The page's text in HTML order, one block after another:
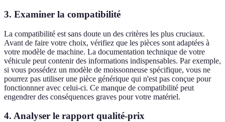
3. Examiner la compatibilité
La compatibilité est sans doute un des critères les plus cruciaux.
Avant de faire votre choix, vérifiez que les pièces sont adaptées à
votre modèle de machine. La documentation technique de votre
véhicule peut contenir des informations indispensables. Par exemple,
si vous possédez un modèle de moissonneuse spécifique, vous ne
pourrez pas utiliser une pièce générique qui n'est pas conçue pour
fonctionnner avec celui-ci. Ce manque de compatibilité peut
engendrer des conséquences graves pour votre matériel.
4. Analyser le rapport qualité-prix